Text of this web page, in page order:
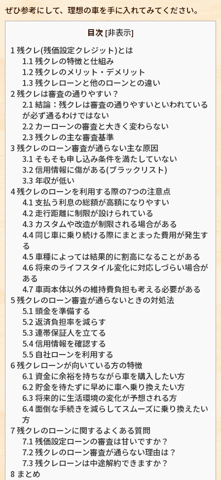
ぜひ参考にして、理想の車を手に入れてみてください。
目次 [非表示]
1 残クレ(残価設定クレジット)とは
1.1 残クレの特徴と仕組み
1.2残クレのメリット・デメリット
1.3 残クレローンと他のローンとの違い
2残クレは審査の通りやすい？
2.1 結論：残クレは審査の通りやすいといわれている
が必ず通るわけではない
2.2 カーローンの審査と大きく変わらない
2.3 残クレの主な審査基準
3 残クレのローン審査が通らない主な原因
3.1 そもそも申し込み条件を満たしていない
3.2信用情報に傷がある(ブラックリスト)
3.3 年収が低い
4残クレのローンを利用する際の7つの注意点
4.1 支払う利息の総額が高額になりやすい
4.2走行距離に制限が設けられている
4.3 カスタムや改造が制限される場合がある
4.4同じ車に乗り続ける際にまとまった費用が発生す
る
4.5 車種によっては結果的に割高になることがある
4.6将来のライフスタイル変化に対応しづらい場合が
ある
4.7 車両本体以外の維持費負担も考える必要がある
5残クレのローン審査が通らないときの対処法
5.1 頭金を準備する
5.2返済負担率を減らす
5.3 連帯保証人を立てる
5.4信用情報を確認する
5.5 自社ローンを利用する
6残クレローンが向いている方の特徴
6.1 資金に余裕を持ちながら車を購入したい方
6.2 貯金を待たずに早めに車へ乗り換えたい方
6.3 将来的に生活環境の変化が予想される方
6.4面倒な手続きを減らしてスムーズに乗り換えたい
方
7残クレのローンに関するよくある質問
7.1 残価設定ローンの審査は甘いですか？
7.2残クレのローン審査が通らない理由は？
7.3 残クレローンは中途解約できますか？
8 まとめ